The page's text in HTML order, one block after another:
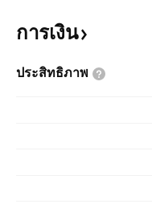
การเงิน
ประสิทธิภาพ